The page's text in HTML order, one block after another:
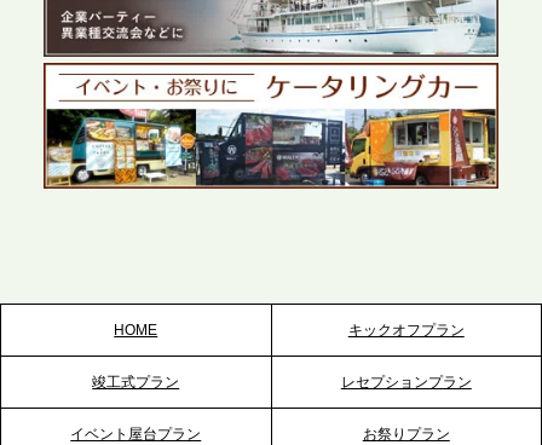
プレスリリースのご案内｜ケータリングのセカンド
テーブル、千葉本社を新設。幕張・舞浜の大型イベ
ントから主要都市の社内懇親会まで、現地拠点を活
かしたスムーズな対応を展開
2026.5.22
2026.5.20
プレスリリースのご案内｜ケータリングのセカンド
HOME キックオフプラン
竣工式プラン レセプションプラン
イベント屋台プラン お祭りプラン